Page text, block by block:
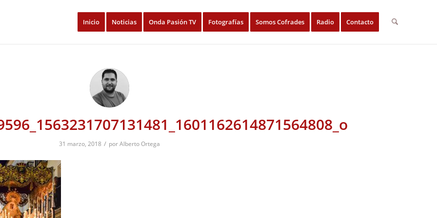
Inicio Noticias Onda Pasión TV Fotografías Somos Cofrades Radio Contacto
31 marzo, 2018 / porAlberto Ortega